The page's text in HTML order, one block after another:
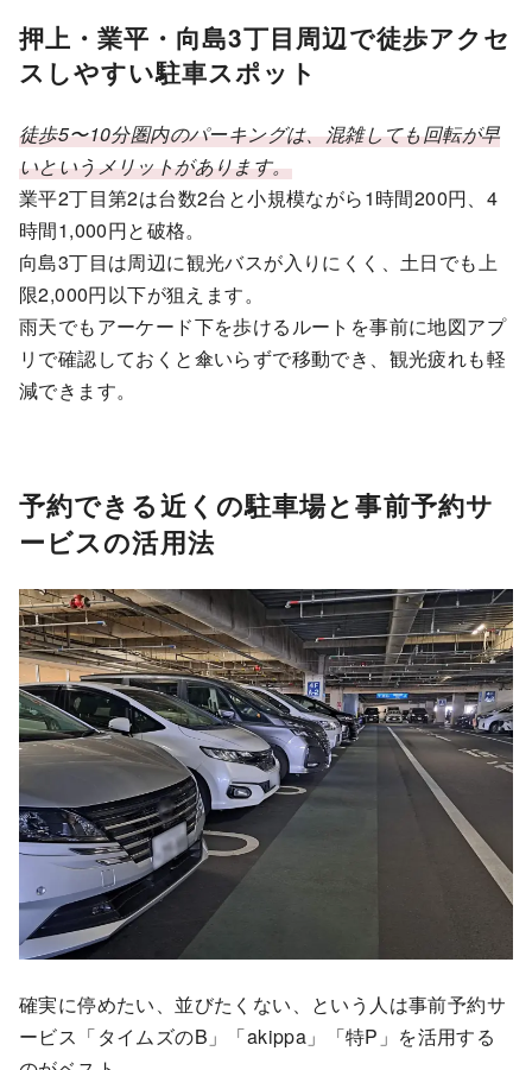
押上・業平・向島3丁目周辺で徒歩アクセ
スしやすい駐車スポット
徒歩5〜10分圏内のパーキングは、混雑しても回転が早
いというメリットがあります。
業平2丁目第2は台数2台と小規模ながら1時間200円、4
時間1,000円と破格。
向島3丁目は周辺に観光バスが入りにくく、土日でも上
限2,000円以下が狙えます。
雨天でもアーケード下を歩けるルートを事前に地図アプ
リで確認しておくと傘いらずで移動でき、観光疲れも軽
減できます。
予約できる近くの駐車場と事前予約サ
ービスの活用法
確実に停めたい、並びたくない、という人は事前予約サ
ービス「タイムズのB」「akippa」「特P」を活用する